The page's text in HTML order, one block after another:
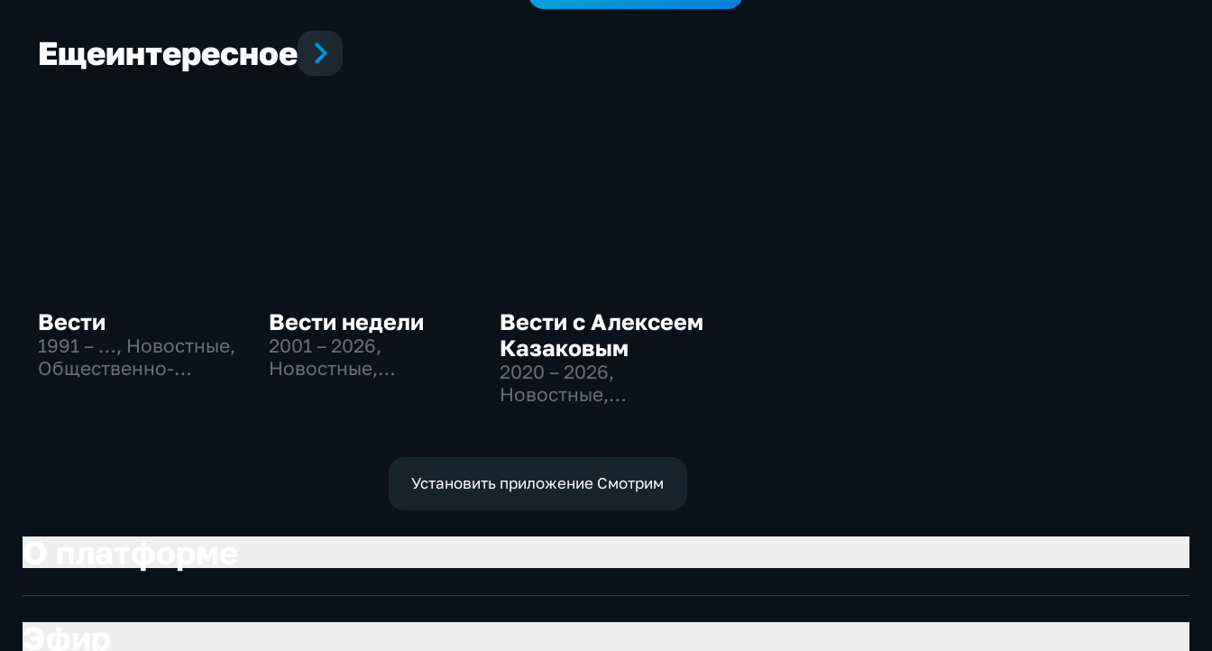
Ещеинтересное
Вести
1991 – …, Новостные,
Общественно-
Вести недели
2001 – 2026,
Новостные,
Вести с Алексеем
Казаковым
2020 – 2026,
Новостные,
Установить приложение Смотрим